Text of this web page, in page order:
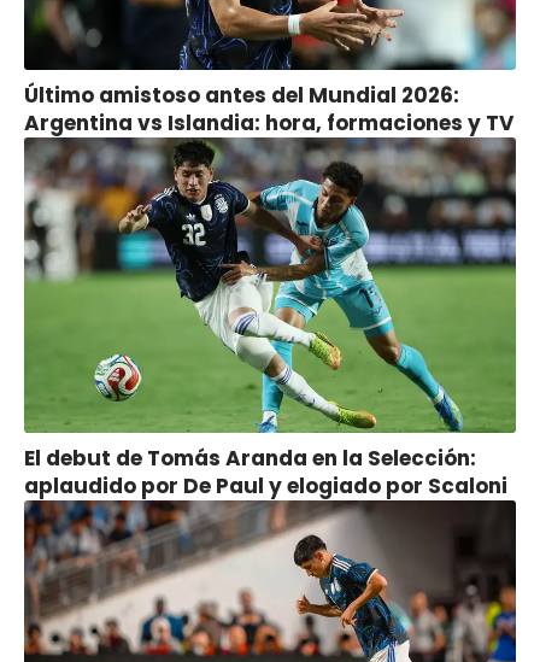
Último amistoso antes del Mundial 2026:
Argentina vs Islandia: hora, formaciones y TV
El debut de Tomás Aranda en la Selección:
aplaudido por De Paul y elogiado por Scaloni